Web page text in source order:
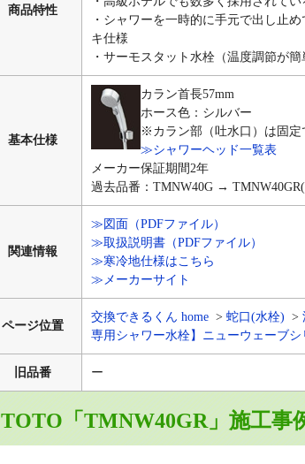
商品特性
・シャワーを一時的に手元で出し止
キ仕様
・サーモスタット水栓（温度調節が簡
基本仕様
カラン首長57mm
ホース色：シルバー
※カラン部（吐水口）は固定
≫シャワーヘッド一覧表
メーカー保証期間2年
過去品番：TMNW40G →
関連情報
≫図面（PDFファイル）
≫取扱説明書（PDFファイル）
≫寒冷地仕様はこちら
≫メーカーサイト
ページ位置
交換できるくん home 蛇口(水栓)
専用シャワー水栓】ニューウェーブシ
旧品番 ー
TOTO「TMNW40GR」施工事